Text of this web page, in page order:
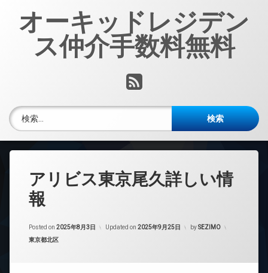
オーキッドレジデン
ス仲介手数料無料
RSS
検索:
アリビス東京尾久詳しい情
報
Posted on 2025年8月3日 Updated on 2025年9月25日 bySEZIMO
カテゴリー:
東京都北区